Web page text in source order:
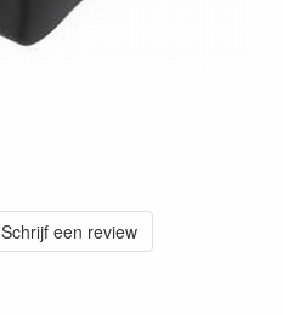
Schrijf een review